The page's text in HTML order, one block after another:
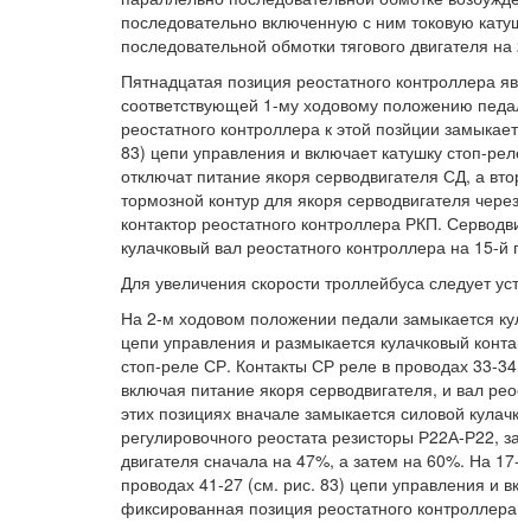
последовательно включенную с ним токовую
последовательной обмотки тягового двигателя на
Пятнадцатая позиция реостатного контроллера
соответствующей 1-му ходовому положению
реостатного контроллера к этой позйции
83) цепи управления и включает катушку стоп-
отключат питание якоря серводвигателя СД, а
тормозной контур для якоря серводвигателя
контактор реостатного контроллера РКП.
кулачковый вал реостатного контроллера на 15-й
Для увеличения скорости троллейбуса следует
На 2-м ходовом положении педали замыкается
цепи управления и размыкается кулачковый
стоп-реле СР. Контакты СР реле в проводах 33-
включая питание якоря серводвигателя, и вал
этих позициях вначале замыкается силовой
регулировочного реостата резисторы Р22А-Р22,
двигателя сначала на 47%, а затем на 60%. На
проводах 41-27 (см. рис. 83) цепи управления и
фиксированная позиция реостатного